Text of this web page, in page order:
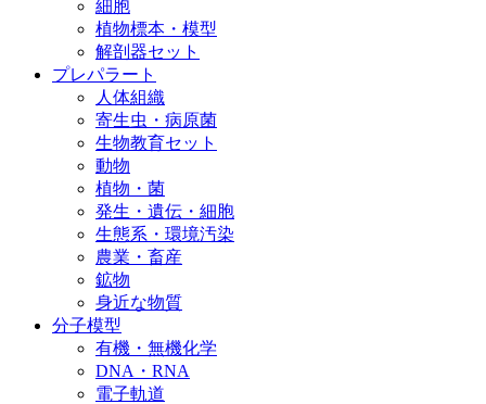
細胞
植物標本・模型
解剖器セット
プレパラート
人体組織
寄生虫・病原菌
生物教育セット
動物
植物・菌
発生・遺伝・細胞
生態系・環境汚染
農業・畜産
鉱物
身近な物質
分子模型
有機・無機化学
DNA・RNA
電子軌道